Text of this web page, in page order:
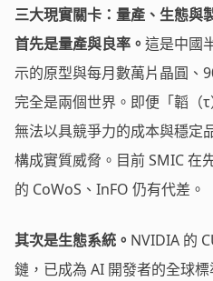
三大現實關卡：量產、生態與
首先是量產與良率。 這是中國
示的原型與每月數萬片晶圓、
完全是兩個世界。即便「韜（
無法以具競爭力的成本與穩定
構成實質威脅。目前 SMIC 在
的 CoWoS、InFO 仍有代差。
其次是生態系統。 NVIDIA 的
鏈，已成為 AI 開發者的全球